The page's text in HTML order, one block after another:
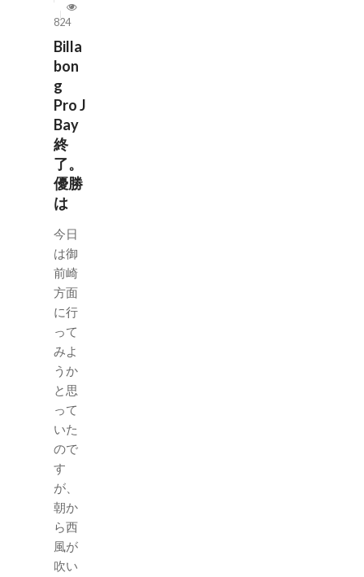
824
Billa
bon
g
Pro J
Bay
終
了。
優勝
は
今日
は御
前崎
方面
に行
って
みよ
うか
と思
って
いた
ので
す
が、
朝か
ら西
風が
吹い